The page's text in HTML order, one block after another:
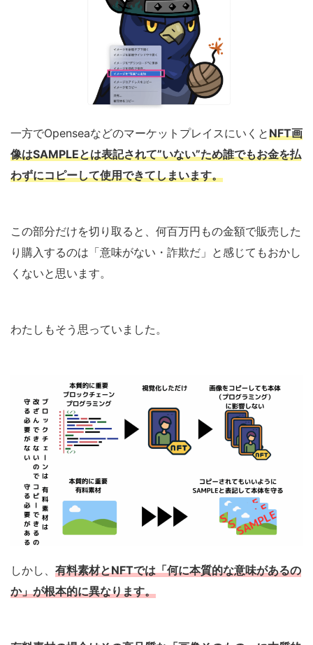
一方でOpenseaなどのマーケットプレイスにいくとNFT画
像はSAMPLEとは表記されて”いない”ため誰でもお金を払
わずにコピーして使用できてしまいます。
この部分だけを切り取ると、何百万円もの金額で販売した
り購入するのは「意味がない・詐欺だ」と感じてもおかし
くないと思います。
わたしもそう思っていました。
しかし、 有料素材とNFTでは「何に本質的な意味があるの
か」が根本的に異なります。